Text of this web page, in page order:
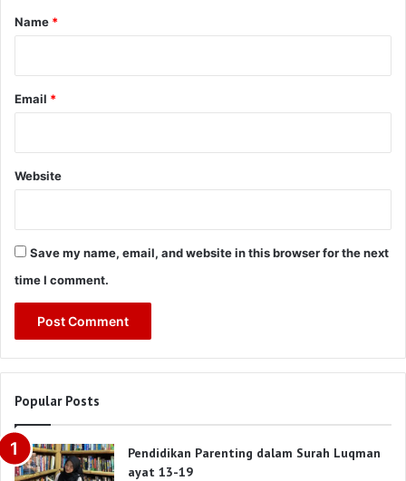
*
Name *
Email *
Website
Save my name, email, and website in this browser for the next
time I comment.
Popular Posts
Pendidikan Parenting dalam Surah Luqman
ayat 13-19